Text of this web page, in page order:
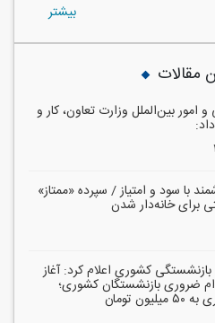
بيشتر
مقالات
امور بین‌الملل وزارت تعاون، کار و
با سود و امتیاز / سپرده «ممتاز»
برای خانه‌دار شدن
کشوری اعلام کرد: آغاز
ضروری بازنشستگان کشوری؛
تومان